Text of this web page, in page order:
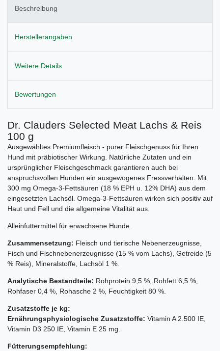
Beschreibung
Herstellerangaben
Weitere Details
Bewertungen
Dr. Clauders Selected Meat Lachs & Reis
100 g
Ausgewähltes Premiumfleisch - purer Fleischgenuss für Ihren
Hund mit präbiotischer Wirkung. Natürliche Zutaten und ein
ursprünglicher Fleischgeschmack garantieren auch bei
anspruchsvollen Hunden ein ausgewogenes Fressverhalten. Mit
300 mg Omega-3-Fettsäuren (18 % EPH u. 12% DHA) aus dem
eingesetzten Lachsöl. Omega-3-Fettsäuren wirken sich positiv auf
Haut und Fell und die allgemeine Vitalität aus.
Alleinfuttermittel für erwachsene Hunde.
Zusammensetzung: Fleisch und tierische Nebenerzeugnisse,
Fisch und Fischnebenerzeugnisse (15 % vom Lachs), Getreide (5
% Reis), Mineralstoffe, Lachsöl 1 %.
Analytische Bestandteile: Rohprotein 9,5 %, Rohfett 6,5 %,
Rohfaser 0,4 %, Rohasche 2 %, Feuchtigkeit 80 %.
Zusatzstoffe je kg:
Ernährungsphysiologische Zusatzstoffe: Vitamin A 2.500 IE,
Vitamin D3 250 IE, Vitamin E 25 mg.
Fütterungsempfehlung: